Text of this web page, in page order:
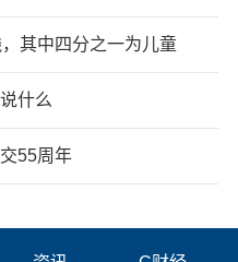
其中四分之一为儿童
什么
55周年